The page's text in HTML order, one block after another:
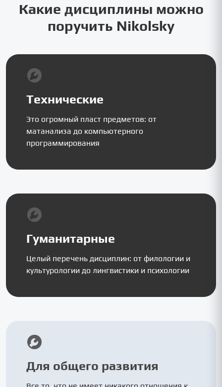
Какие дисциплины можно
поручить Nikolsky
Технические
Это огромный пласт предметов: от
матанализа до компьютерного
программирования
Гуманитарные
Целый перечень дисциплин: от филологии и
культурологии до лингвистики и психологии
Для общего развития